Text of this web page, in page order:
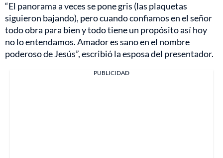
“El panorama a veces se pone gris (las plaquetas
siguieron bajando), pero cuando confiamos en el señor
todo obra para bien y todo tiene un propósito así hoy
no lo entendamos. Amador es sano en el nombre
poderoso de Jesús”, escribió la esposa del presentador.
PUBLICIDAD